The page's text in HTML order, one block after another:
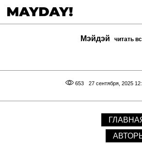
Мэйдэй читать
27 сентября, 2025
653